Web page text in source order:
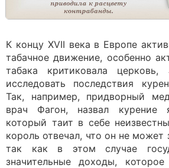
К концу XVII века в Европе
табачное движение, особенно
табака критиковала
исследовать последствия
Так, например, придворный
врач Фагон, назвал курение
который таит в себе
король отвечал, что он не может
так как в этом случае
значительные доходы,